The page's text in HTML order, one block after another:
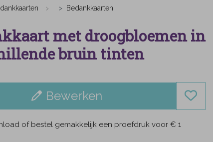
Bedankkaarten
met droogbloemen in
bruin tinten
Bewerken
of bestel gemakkelijk een proefdruk voor € 1